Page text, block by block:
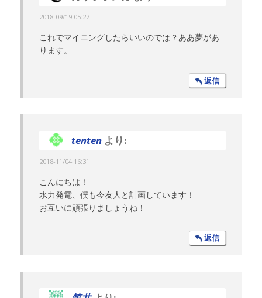
2018-09/19 05:27
これでマイニングしたらいいのでは？ああ夢があ
ります。
返信
tenten より:
2018-11/04 16:31
こんにちは！
水力発電、僕も今友人と計画しています！
お互いに頑張りましょうね！
返信